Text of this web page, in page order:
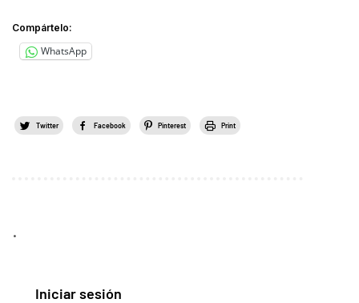
Compártelo:
WhatsApp
Twitter Facebook Pinterest Print
.
Iniciar sesión